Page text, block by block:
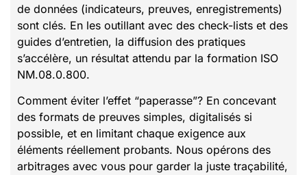
de données (indicateurs, preuves, enregistrements)
sont clés. En les outillant avec des check-lists et des
guides d’entretien, la diffusion des pratiques
s’accélère, un résultat attendu par la formation ISO
NM.08.0.800.
Comment éviter l’effet “paperasse”? En concevant
des formats de preuves simples, digitalisés si
possible, et en limitant chaque exigence aux
éléments réellement probants. Nous opérons des
arbitrages avec vous pour garder la juste traçabilité,